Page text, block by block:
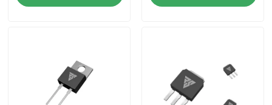
MOSFET di alto potere
MOSFET al carburo di silicio